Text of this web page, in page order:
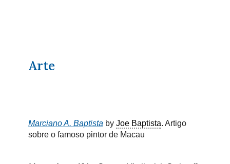
Arte
Marciano A. Baptista by Joe Baptista. Artigo
sobre o famoso pintor de Macau